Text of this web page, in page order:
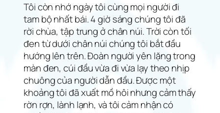
Tôi còn nhớ ngày tôi cùng mọi người đi
tam bộ nhất bái. 4 giờ sáng chúng tôi đã
rời chùa, tập trung ở chân núi. Trời còn tối
đen từ dưới chân núi chúng tôi bắt đầu
hướng lên trên. Đoàn người yên lặng trong
màn đen, cúi đầu vừa đi vừa lạy theo nhịp
chuông của người dẫn đầu. Được một
khoảng tôi đã xuất mồ hôi nhưng cảm thấy
rờn rợn, lành lạnh, và tôi cảm nhận có